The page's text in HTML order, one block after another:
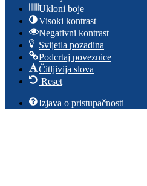
Ukloni boje
Visoki kontrast
Negativni kontrast
Svijetla pozadina
Podcrtaj poveznice
Čitljivija slova
Reset
Izjava o pristupačnosti